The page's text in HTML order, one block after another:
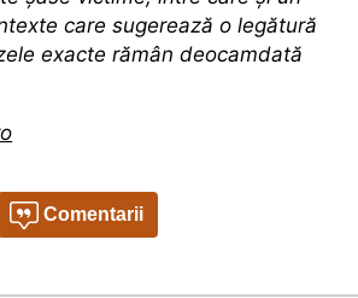
care sugerează o legătură
exacte rămân deocamdată
Comentarii